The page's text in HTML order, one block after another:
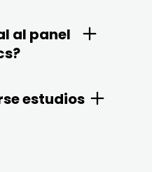
al panel
estudios